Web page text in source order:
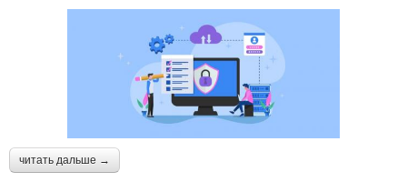
читать дальше →